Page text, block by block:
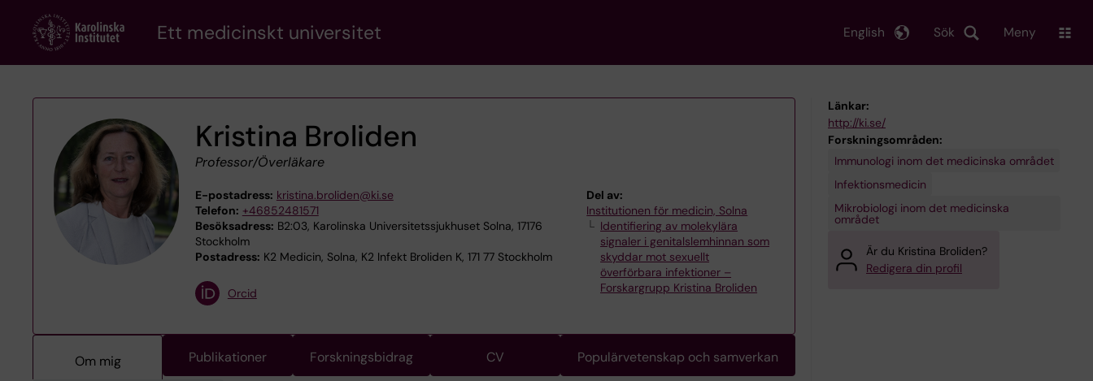
content
Ett medicinskt universitet Sök
English Meny
Kristina Broliden
Professor/Överläkare
E-postadress: kristina.broliden@ki.se
Telefon: +46852481571
Besöksadress: B2:03, Karolinska Universitetssjukhuset Solna, 17176
Stockholm
Postadress: K2 Medicin, Solna, K2 Infekt Broliden K, 171 77 Stockholm
Del av:
Institutionen för medicin, Solna
Identifiering av molekylära
signaler i genitalslemhinnan som
skyddar mot sexuellt
överförbara infektioner –
Forskargrupp Kristina Broliden
Orcid
Om mig Publikationer Forskningsbidrag CV Populärvetenskap och samverkan
Länkar:
http://ki.se/
Forskningsområden:
Immunologi inom det medicinska området
Infektionsmedicin
Mikrobiologi inom det medicinska
området
Är du Kristina Broliden?
Redigera din profil